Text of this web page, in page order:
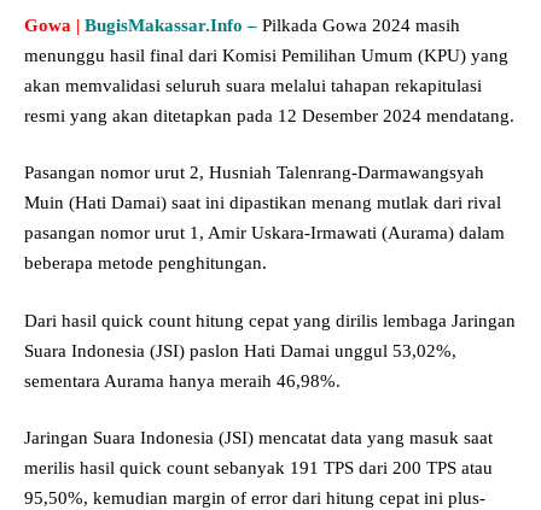
Gowa | BugisMakassar.Info – Pilkada Gowa 2024 masih
menunggu hasil final dari Komisi Pemilihan Umum (KPU) yang
akan memvalidasi seluruh suara melalui tahapan rekapitulasi
resmi yang akan ditetapkan pada 12 Desember 2024 mendatang.
Pasangan nomor urut 2, Husniah Talenrang-Darmawangsyah
Muin (Hati Damai) saat ini dipastikan menang mutlak dari rival
pasangan nomor urut 1, Amir Uskara-Irmawati (Aurama) dalam
beberapa metode penghitungan.
Dari hasil quick count hitung cepat yang dirilis lembaga Jaringan
Suara Indonesia (JSI) paslon Hati Damai unggul 53,02%,
sementara Aurama hanya meraih 46,98%.
Jaringan Suara Indonesia (JSI) mencatat data yang masuk saat
merilis hasil quick count sebanyak 191 TPS dari 200 TPS atau
95,50%, kemudian margin of error dari hitung cepat ini plus-